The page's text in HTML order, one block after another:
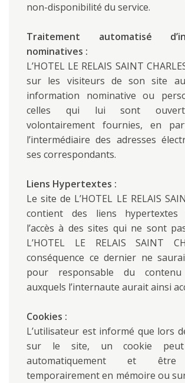
non-disponibilité du service.
Traitement automatisé
nominatives :
L’HOTEL LE RELAIS SAINT
sur les visiteurs de son site
information nominative ou
celles qui lui sont
volontairement fournies, en
l’intermédiaire des adresses
ses correspondants.
Liens Hypertextes :
Le site de L’HOTEL LE RELAIS
contient des liens hypertextes
l’accès à des sites qui ne sont
L’HOTEL LE RELAIS SAINT
conséquence ce dernier ne
pour responsable du
auxquels l’internaute aurait ainsi
Cookies :
L’utilisateur est informé que lors
sur le site, un cookie peut
automatiquement et être
temporairement en mémoire ou